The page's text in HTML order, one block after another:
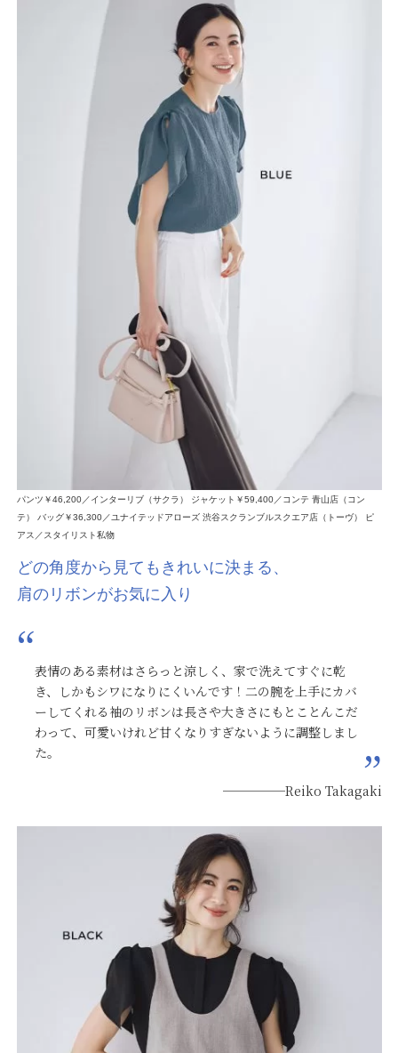
パンツ￥46,200／インターリブ（サクラ） ジャケット￥59,400／コンテ 青山店（コン
テ） バッグ￥36,300／ユナイテッドアローズ 渋谷スクランブルスクエア店（トーヴ） ピ
アス／スタイリスト私物
どの角度から見てもきれいに決まる、
肩のリボンがお気に入り
表情のある素材はさらっと涼しく、家で洗えてすぐに乾
き、しかもシワになりにくいんです！二の腕を上手にカバ
ーしてくれる袖のリボンは長さや大きさにもとことんこだ
わって、可愛いけれど甘くなりすぎないように調整しまし
た。
─────Reiko Takagaki